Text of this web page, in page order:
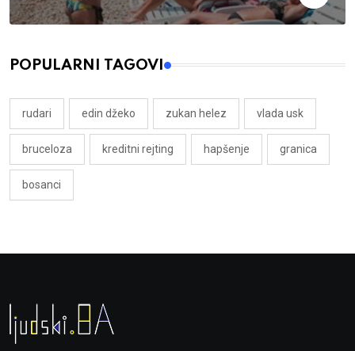
POPULARNI TAGOVI
rudari edin džeko zukan helez vlada usk
bruceloza kreditni rejting hapšenje granica
bosanci